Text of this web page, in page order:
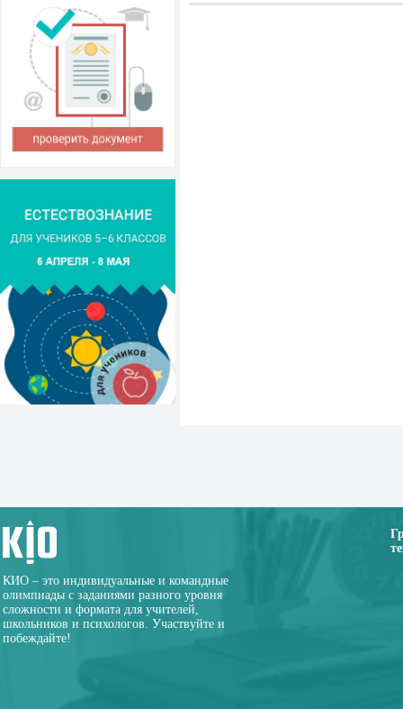
КИО – это индивидуальные и командные
олимпиады с заданиями разного уровня
сложности и формата для учителей,
школьников и психологов. Участвуйте и
побеждайте!